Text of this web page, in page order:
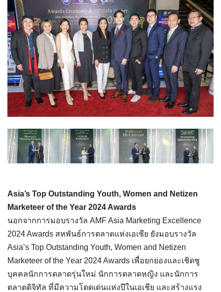
Asia’s Top Outstanding Youth, Women and Netizen
Marketeer of the Year 2024 Awards
นอกจากการมอบรางวัล AMF Asia Marketing Excellence
2024 Awards สหพันธ์การตลาดแห่งเอเชีย ยังมอบรางวัล
Asia’s Top Outstanding Youth, Women and Netizen
Marketeer of the Year 2024 Awards เพื่อยกย่องและเชิดชู
บุคคลนักการตลาดรุ่นใหม่ นักการตลาดหญิง และนักการ
ตลาดดิจิทัล ที่มีความโดดเด่นแห่งปีในเอเชีย และสร้างแรง